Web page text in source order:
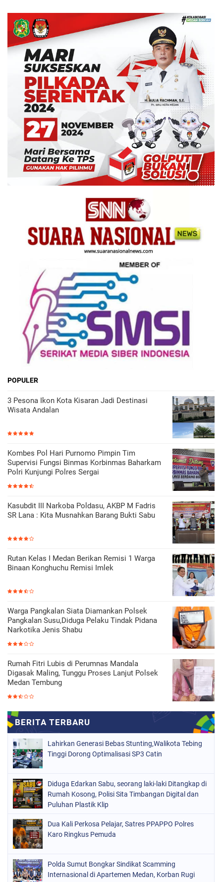
POPULER
3 Pesona Ikon Kota Kisaran Jadi Destinasi
Wisata Andalan
Kombes Pol Hari Purnomo Pimpin Tim
Supervisi Fungsi Binmas Korbinmas Baharkam
Polri Kunjungi Polres Sergai
Kasubdit III Narkoba Poldasu, AKBP M Fadris
SR Lana : Kita Musnahkan Barang Bukti Sabu
Rutan Kelas I Medan Berikan Remisi 1 Warga
Binaan Konghuchu Remisi Imlek
Warga Pangkalan Siata Diamankan Polsek
Pangkalan Susu,Diduga Pelaku Tindak Pidana
Narkotika Jenis Shabu
Rumah Fitri Lubis di Perumnas Mandala
Digasak Maling, Tunggu Proses Lanjut Polsek
Medan Tembung
Lahirkan Generasi Bebas Stunting,Walikota Tebing
Tinggi Dorong Optimalisasi SP3 Catin
Diduga Edarkan Sabu, seorang laki-laki Ditangkap di
Rumah Kosong, Polisi Sita Timbangan Digital dan
Puluhan Plastik Klip
Dua Kali Perkosa Pelajar, Satres PPAPPO Polres
Karo Ringkus Pemuda
Polda Sumut Bongkar Sindikat Scamming
Internasional di Apartemen Medan, Korban Rugi